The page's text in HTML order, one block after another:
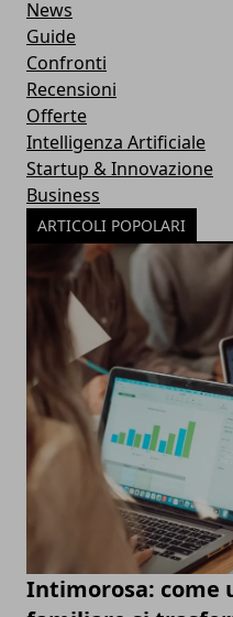
News
Guide
Confronti
Recensioni
Offerte
Intelligenza Artificiale
Startup & Innovazione
Business
ARTICOLI POPOLARI
Intimorosa: come